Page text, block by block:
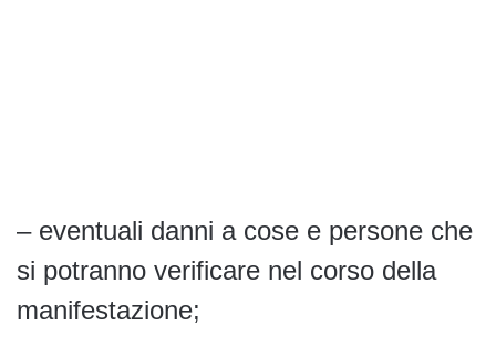
– eventuali danni a cose e persone che
si potranno verificare nel corso della
manifestazione;